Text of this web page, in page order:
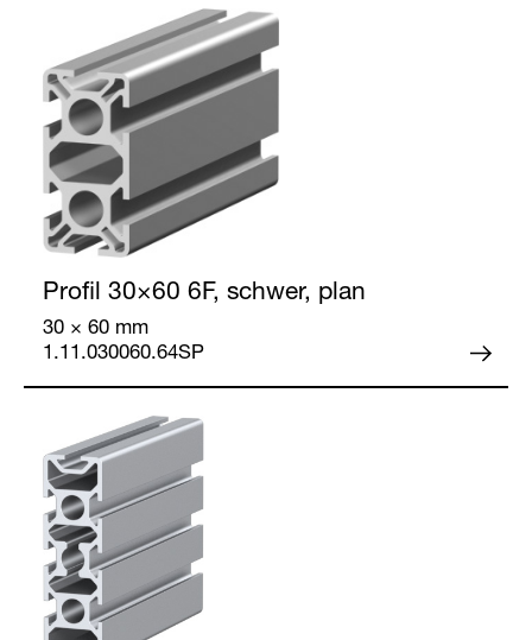
Profil 30×60 6F, schwer, plan
30 × 60 mm
1.11.030060.64SP
Partner Login